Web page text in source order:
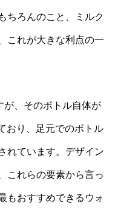
ちろんのこと、ミルク
これが大きな利点の一
が、そのボトル自体が
おり、足元でのボトル
れています。デザイン
これらの要素から言っ
もおすすめできるウォ